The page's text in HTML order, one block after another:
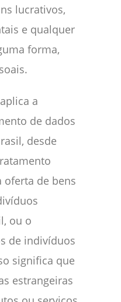
lucrativos,
e qualquer
forma,
a
de dados
desde
de bens
ou o
de indivíduos
significa que
estrangeiras